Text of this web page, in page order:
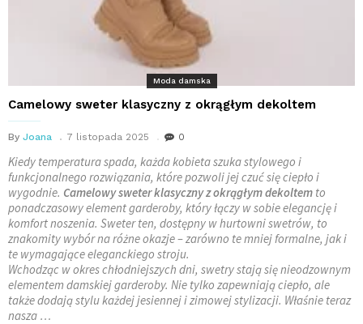
Moda damska
Camelowy sweter klasyczny z okrągłym dekoltem
By Joana 7 listopada 2025 0
Kiedy temperatura spada, każda kobieta szuka stylowego i
funkcjonalnego rozwiązania, które pozwoli jej czuć się ciepło i
wygodnie. Camelowy sweter klasyczny z okrągłym dekoltem to
ponadczasowy element garderoby, który łączy w sobie elegancję i
komfort noszenia. Sweter ten, dostępny w hurtowni swetrów, to
znakomity wybór na różne okazje – zarówno te mniej formalne, jak i
te wymagające eleganckiego stroju.
Wchodząc w okres chłodniejszych dni, swetry stają się nieodzownym
elementem damskiej garderoby. Nie tylko zapewniają ciepło, ale
także dodają stylu każdej jesiennej i zimowej stylizacji. Właśnie teraz
nasza …